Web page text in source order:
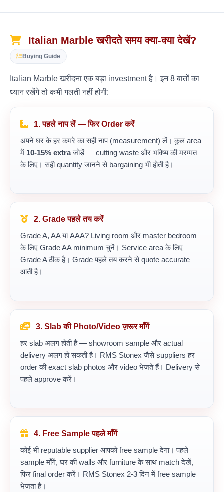
Italian Marble खरीदते समय क्या-क्या देखें?
Buying Guide
Italian Marble खरीदना एक बड़ा investment है। इन 8 बातों का
ध्यान रखेंगे तो कभी गलती नहीं होगी:
1. पहले नाप लें — फिर Order करें
अपने घर के हर कमरे का सही नाप (measurement) लें। कुल area
में 10-15% extraजोड़ें — cutting waste और भविष्य की मरम्मत
के लिए। सही quantity जानने से bargaining भी होती है।
2. Grade पहले तय करें
Grade A, AA या AAA? Living room और master bedroom
के लिए Grade AA minimum चुनें। Service area के लिए
Grade A ठीक है। Grade पहले तय करने से quote accurate
आती है।
3. Slab की Photo/Video ज़रूर माँगें
हर slab अलग होती है — showroom sample और actual
delivery अलग हो सकती है। RMS Stonex जैसे suppliers हर
order की exact slab photos और video भेजते हैं। Delivery से
पहले approve करें।
4. Free Sample पहले माँगें
कोई भी reputable supplier आपको free sample देगा। पहले
sample माँगें, घर की walls और furniture के साथ match देखें,
फिर final order करें। RMS Stonex 2-3 दिन में free sample
भेजता है।